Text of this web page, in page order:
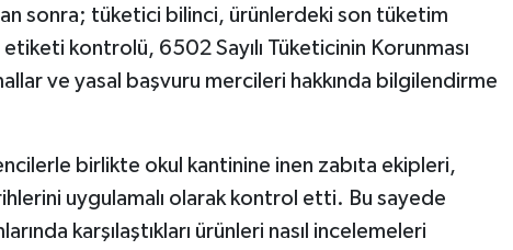
sonra; tüketici bilinci, ürünlerdeki son tüketim
kontrolü, 6502 Sayılı Tüketicinin Korunması
ve yasal başvuru mercileri hakkında bilgilendirme
birlikte okul kantinine inen zabıta ekipleri,
uygulamalı olarak kontrol etti. Bu sayede
karşılaştıkları ürünleri nasıl incelemeleri